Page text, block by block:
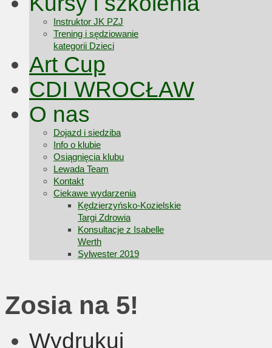
Instruktor JK PZJ
Trening i sędziowanie
kategorii Dzieci
Art Cup
CDI WROCŁAW
O nas
Dojazd i siedziba
Info o klubie
Osiągnięcia klubu
Lewada Team
Kontakt
Ciekawe wydarzenia
Kędzierzyńsko-Kozielskie
Targi Zdrowia
Konsultacje z Isabelle
Werth
Sylwester 2019
Zosia na 5!
Wydrukuj